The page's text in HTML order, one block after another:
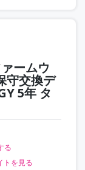
ームウ
守交換デ
5年 タ
る
トを見る